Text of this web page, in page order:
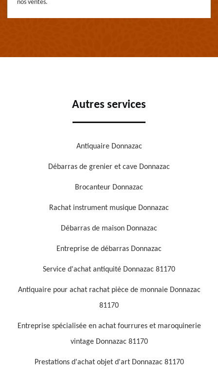
nos ventes.
Autres services
Antiquaire Donnazac
Débarras de grenier et cave Donnazac
Brocanteur Donnazac
Rachat instrument musique Donnazac
Débarras de maison Donnazac
Entreprise de débarras Donnazac
Service d'achat antiquité Donnazac 81170
Antiquaire pour achat rachat pièce de monnaie Donnazac
81170
Entreprise spécialisée en achat fourrures et maroquinerie
vintage Donnazac 81170
Prestations d'achat objet d'art Donnazac 81170